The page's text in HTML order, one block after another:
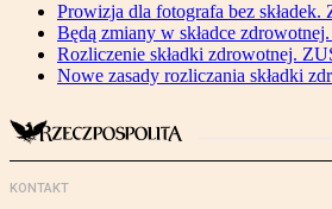
Prowizja dla fotografa bez
Będą zmiany w składce
Rozliczenie składki zdrowotnej.
Nowe zasady rozliczania składki
KONTAKT